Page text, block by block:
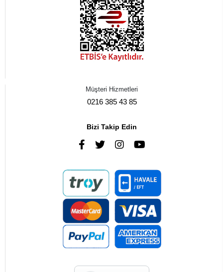
Müşteri Hizmetleri
0216 385 43 85
Bizi Takip Edin